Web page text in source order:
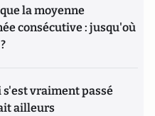
la moyenne
consécutive : jusqu'où
s'est vraiment passé
ailleurs